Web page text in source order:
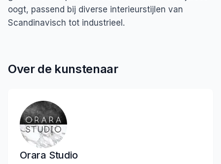
oogt, passend bij diverse interieurstijlen van
Scandinavisch tot industrieel.
Over de kunstenaar
Orara Studio